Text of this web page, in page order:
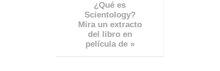
¿Qué es
Scientology?
Mira un extracto
del libro en
película de »